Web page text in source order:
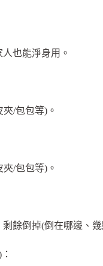
也能淨身用。
/包包等)。
/包包等)。
餘倒掉(倒在哪邊、幾